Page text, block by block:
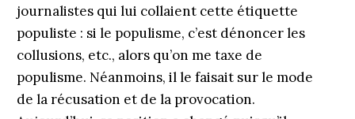
journalistes qui lui collaient cette étiquette
populiste : si le populisme, c’est dénoncer les
collusions, etc., alors qu’on me taxe de
populisme. Néanmoins, il le faisait sur le mode
de la récusation et de la provocation.